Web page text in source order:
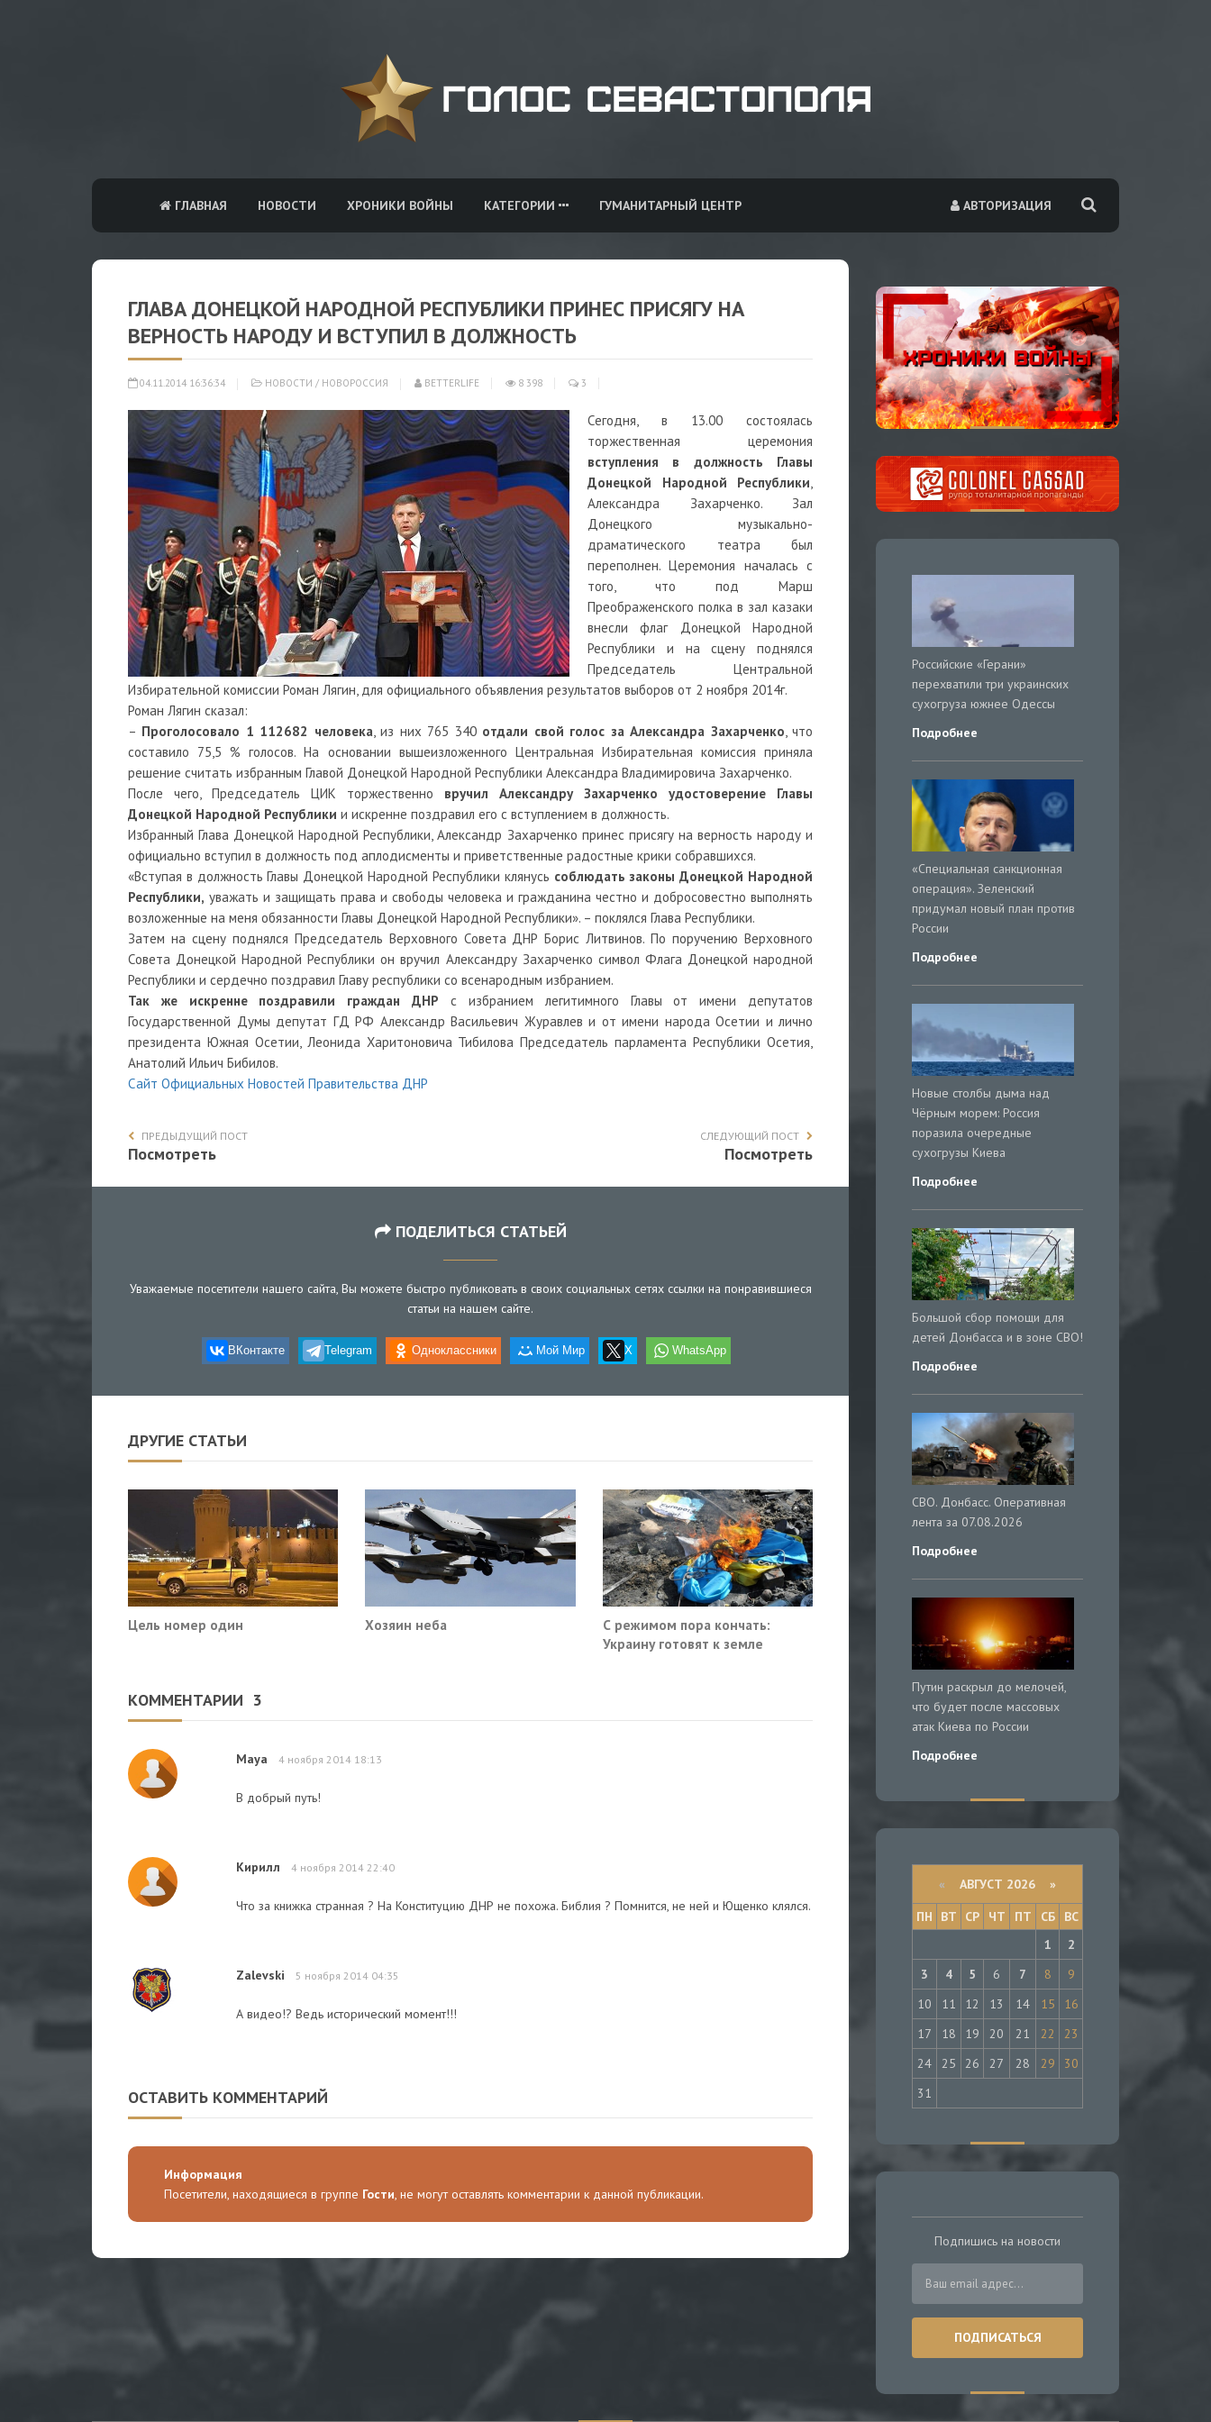
АВТОРИЗАЦИЯ
ГЛАВНАЯ НОВОСТИ ХРОНИКИ ВОЙНЫ КАТЕГОРИИ ГУМАНИТАРНЫЙ ЦЕНТР
ГЛАВА ДОНЕЦКОЙ НАРОДНОЙ РЕСПУБЛИКИ ПРИНЕС ПРИСЯГУ НА
ВЕРНОСТЬ НАРОДУ И ВСТУПИЛ В ДОЛЖНОСТЬ
04.11.2014 16:36:34 НОВОСТИ / НОВОРОССИЯ BETTERLIFE 8 398 3
Сегодня, в 13.00 состоялась
торжественная церемония
вступления в должность Главы
Донецкой Народной Республики,
Александра Захарченко. Зал
Донецкого музыкально-
драматического театра был
переполнен. Церемония началась с
того, что под Марш
Преображенского полка в зал казаки
внесли флаг Донецкой Народной
Республики и на сцену поднялся
Председатель Центральной
Избирательной комиссии Роман Лягин, для официального объявления результатов выборов от 2 ноября 2014г.
Роман Лягин сказал:
– Проголосовало 1 112682 человека, из них 765 340 отдали свой голос за Александра Захарченко, что
составило 75,5 % голосов. На основании вышеизложенного Центральная Избирательная комиссия приняла
решение считать избранным Главой Донецкой Народной Республики Александра Владимировича Захарченко.
После чего, Председатель ЦИК торжественно вручил Александру Захарченко удостоверение Главы
Донецкой Народной Республики и искренне поздравил его с вступлением в должность.
Избранный Глава Донецкой Народной Республики, Александр Захарченко принес присягу на верность народу и
официально вступил в должность под аплодисменты и приветственные радостные крики собравшихся.
«Вступая в должность Главы Донецкой Народной Республики клянусь соблюдать законы Донецкой Народной
Республики, уважать и защищать права и свободы человека и гражданина честно и добросовестно выполнять
возложенные на меня обязанности Главы Донецкой Народной Республики». – поклялся Глава Республики.
Затем на сцену поднялся Председатель Верховного Совета ДНР Борис Литвинов. По поручению Верховного
Совета Донецкой Народной Республики он вручил Александру Захарченко символ Флага Донецкой народной
Республики и сердечно поздравил Главу республики со всенародным избранием.
Так же искренне поздравили граждан ДНР с избранием легитимного Главы от имени депутатов
Государственной Думы депутат ГД РФ Александр Васильевич Журавлев и от имени народа Осетии и лично
президента Южная Осетии, Леонида Харитоновича Тибилова Председатель парламента Республики Осетия,
Анатолий Ильич Бибилов.
Сайт Официальных Новостей Правительства ДНР
ПРЕДЫДУЩИЙ ПОСТ
Посмотреть
СЛЕДУЮЩИЙ ПОСТ
Посмотреть
ПОДЕЛИТЬСЯ СТАТЬЕЙ
Уважаемые посетители нашего сайта, Вы можете быстро публиковать в своих социальных сетях ссылки на понравившиеся
статьи на нашем сайте.
ВКонтакте Telegram Одноклассники Мой Мир X WhatsApp
ДРУГИЕ СТАТЬИ
Цель номер один Хозяин неба
С режимом пора кончать:
Украину готовят к земле
КОММЕНТАРИИ 3
Maya 4 ноября 2014 18:13
В добрый путь!
Кирилл 4 ноября 2014 22:40
Что за книжка странная ? На Конституцию ДНР не похожа. Библия ? Помнится, не ней и Ющенко клялся.
Zalevski 5 ноября 2014 04:35
А видео!? Ведь исторический момент!!!
ОСТАВИТЬ КОММЕНТАРИЙ
Информация
Посетители, находящиеся в группе Гости, не могут оставлять комментарии к данной публикации.
Российские «Герани»
перехватили три украинских
сухогруза южнее Одессы
Подробнее
«Специальная санкционная
операция». Зеленский
придумал новый план против
России
Подробнее
Новые столбы дыма над
Чёрным морем: Россия
поразила очередные
сухогрузы Киева
Подробнее
Большой сбор помощи для
детей Донбасса и в зоне СВО!
Подробнее
СВО. Донбасс. Оперативная
лента за 07.08.2026
Подробнее
Путин раскрыл до мелочей,
что будет после массовых
атак Киева по России
Подробнее
« АВГУСТ 2026 »
ПН
ВТ СР ЧТ ПТ СБ
ВС
1
2
3
4 5 6 7 8
9
10
11 12 13 14 15
16
17
18 19 20 21 22
23
24
25 26 27 28 29
30
31
Подпишись на новости